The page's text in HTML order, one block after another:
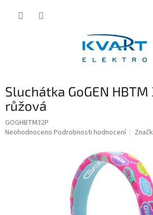
Sluchátka GoGEN HBTM
růžová
GOGHBTM32P
Průměrné
Neohodnoceno Podrobnosti hodnocení